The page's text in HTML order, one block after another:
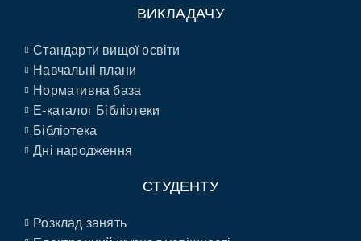
ВИКЛАДАЧУ
Стандарти вищої освіти
Навчальні плани
Нормативна база
E-каталог Бібліотеки
Бібліотека
Дні народження
СТУДЕНТУ
Розклад занять